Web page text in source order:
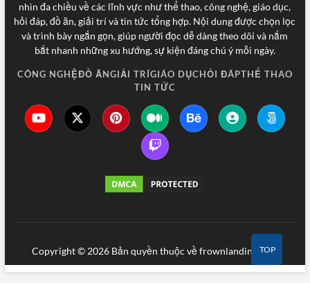
nhìn đa chiều về các lĩnh vực như thể thao, công nghệ, giáo dục,
hỏi đáp, đồ ăn, giải trí và tin tức tổng hợp. Nội dung được chọn lọc
và trình bày ngắn gọn, giúp người đọc dễ dàng theo dõi và nắm
bắt nhanh những xu hướng, sự kiện đáng chú ý mỗi ngày.
CÔNG NGHỆĐỒ ĂNGIẢI TRÍGIÁO DỤCHỎI ĐÁPTHỂ THAO
TIN TỨC
Copyright © 2026 Bản quyền thuộc về frownlandinc.com
TOP